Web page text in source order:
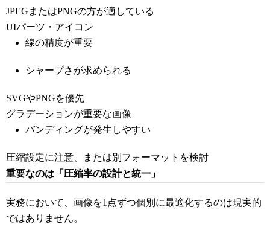
JPEGまたはPNGの方が適している
UIパーツ・アイコン
線の精度が重要
シャープさが求められる
SVGやPNGを優先
グラデーションが重要な画像
バンディングが発生しやすい
圧縮設定に注意、または別フォーマットを検討
重要なのは「圧縮率の設計と統一」
実務において、画像を1点ずつ個別に最適化するのは現実的
ではありません。